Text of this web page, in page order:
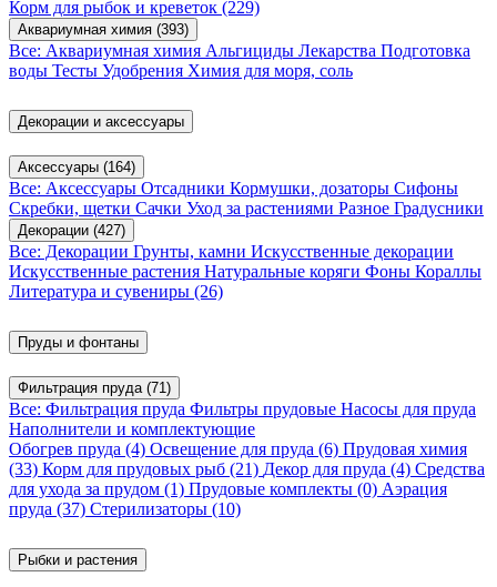
Корм для рыбок и креветок (229)
Аквариумная химия (393)
Все: Аквариумная химия Альгициды Лекарства Подготовка
воды Тесты Удобрения Химия для моря, соль
Декорации и аксессуары
Аксессуары (164)
Все: Аксессуары Отсадники Кормушки, дозаторы Сифоны
Скребки, щетки Сачки Уход за растениями Разное Градусники
Декорации (427)
Все: Декорации Грунты, камни Искусственные декорации
Искусственные растения Натуральные коряги Фоны Кораллы
Литература и сувениры (26)
Пруды и фонтаны
Фильтрация пруда (71)
Все: Фильтрация пруда Фильтры прудовые Насосы для пруда
Наполнители и комплектующие
Обогрев пруда (4) Освещение для пруда (6) Прудовая химия
(33) Корм для прудовых рыб (21) Декор для пруда (4) Средства
для ухода за прудом (1) Прудовые комплекты (0) Аэрация
пруда (37) Стерилизаторы (10)
Рыбки и растения